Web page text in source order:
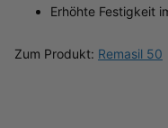
Erhöhte Festigkeit
Zum Produkt: Remasil 50